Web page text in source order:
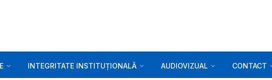
INTEGRITATE INSTITUȚIONALĂ AUDIOVIZUAL CONTACT